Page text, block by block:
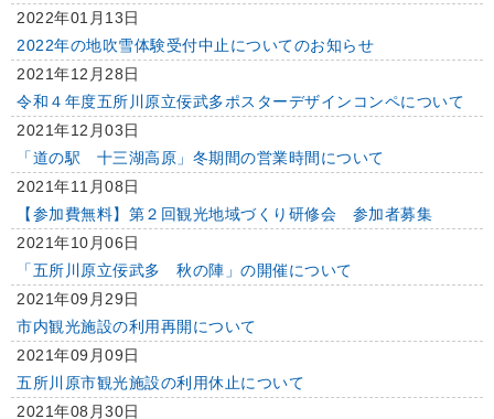
2022年01月13日
2022年の地吹雪体験受付中止についてのお知らせ
2021年12月28日
令和４年度五所川原立佞武多ポスターデザインコンペについて
2021年12月03日
「道の駅 十三湖高原」冬期間の営業時間について
2021年11月08日
【参加費無料】第２回観光地域づくり研修会 参加者募集
2021年10月06日
「五所川原立佞武多 秋の陣」の開催について
2021年09月29日
市内観光施設の利用再開について
2021年09月09日
五所川原市観光施設の利用休止について
2021年08月30日